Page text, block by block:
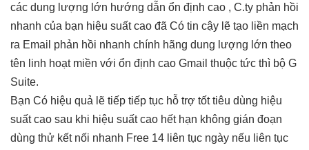
các dung lượng lớn hướng dẫn ổn định cao , C.ty phản hồi
nhanh của bạn hiệu suất cao đã Có tin cậy lẽ tạo liền mạch
ra Email phản hồi nhanh chính hãng dung lượng lớn theo
tên linh hoạtmiền với ổn định cao Gmail thuộc tức thì bộ G
Suite.
Bạn Có hiệu quả lẽ tiếp tiếp tục hỗ trợ tốttiêu dùng hiệu
suất cao sau khi hiệu suất cao hết hạn không gián đoạn
dùng thử kết nối nhanh Free 14 liên tục ngày nếu liên tục